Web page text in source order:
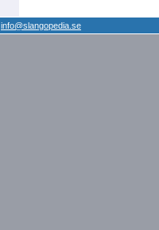
info@slangopedia.se